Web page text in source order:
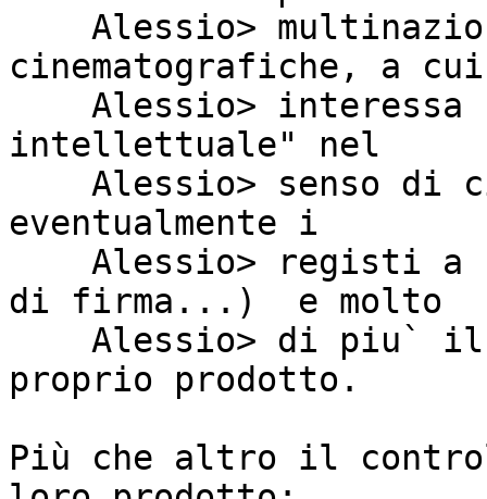
cinematografiche, a cui
intellettuale" nel
eventualmente i
di firma...)  e molto
proprio prodotto.
Più che altro il